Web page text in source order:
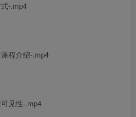
-.mp4
程介绍-.mp4
见性-.mp4